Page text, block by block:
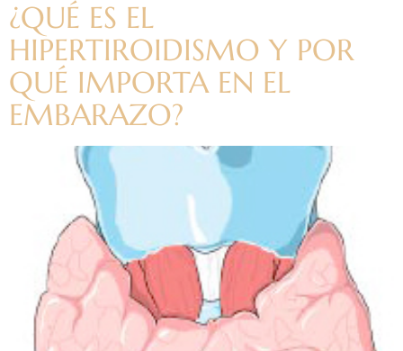
¿QUÉ ES EL
HIPERTIROIDISMO Y POR
QUÉ IMPORTA EN EL
EMBARAZO?